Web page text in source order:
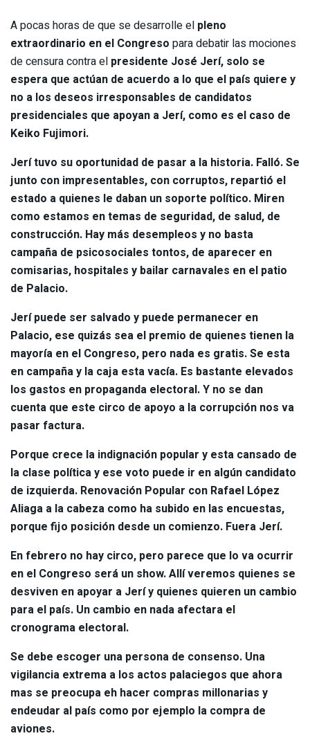
A pocas horas de que se desarrolle el pleno
extraordinario en el Congreso para debatir las mociones
de censura contra el presidente José Jerí, solo se
espera que actúan de acuerdo a lo que el país quiere y
no a los deseos irresponsables de candidatos
presidenciales que apoyan a Jerí, como es el caso de
Keiko Fujimori.
Jerí tuvo su oportunidad de pasar a la historia. Falló. Se
junto con impresentables, con corruptos, repartió el
estado a quienes le daban un soporte político. Miren
como estamos en temas de seguridad, de salud, de
construcción. Hay más desempleos y no basta
campaña de psicosociales tontos, de aparecer en
comisarias, hospitales y bailar carnavales en el patio
de Palacio.
Jerí puede ser salvado y puede permanecer en
Palacio, ese quizás sea el premio de quienes tienen la
mayoría en el Congreso, pero nada es gratis. Se esta
en campaña y la caja esta vacía. Es bastante elevados
los gastos en propaganda electoral. Y no se dan
cuenta que este circo de apoyo a la corrupción nos va
pasar factura.
Porque crece la indignación popular y esta cansado de
la clase política y ese voto puede ir en algún candidato
de izquierda. Renovación Popular con Rafael López
Aliaga a la cabeza como ha subido en las encuestas,
porque fijo posición desde un comienzo. Fuera Jerí.
En febrero no hay circo, pero parece que lo va ocurrir
en el Congreso será un show. Allí veremos quienes se
desviven en apoyar a Jerí y quienes quieren un cambio
para el país. Un cambio en nada afectara el
cronograma electoral.
Se debe escoger una persona de consenso. Una
vigilancia extrema a los actos palaciegos que ahora
mas se preocupa eh hacer compras millonarias y
endeudar al país como por ejemplo la compra de
aviones.